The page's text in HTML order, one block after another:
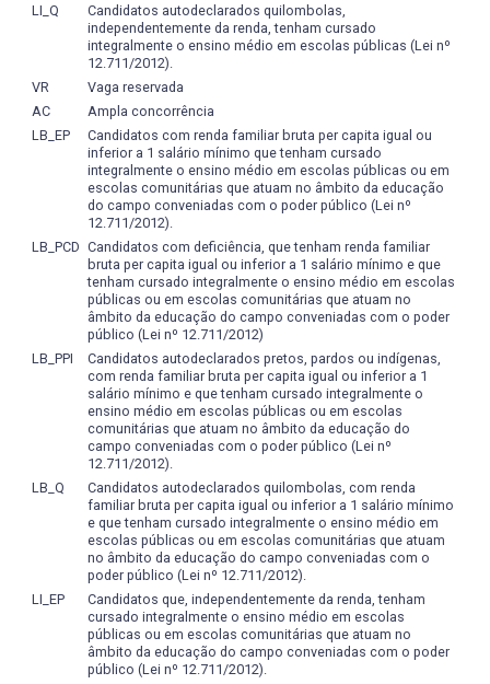
emancipação social e profissional, a partir de reflexões
sobre as práticas pedagógicas e o significado social do
trabalho docente, levando-o a tomar decisões e a buscar
alternativas, para atender às necessidades dos diferentes
contextos socioculturais e educacionais.
A avaliação no Curso de Licenciatura em Letras -
Português e Francês tem um caráter permanente e
fundamenta-se nos planos de ensino e nas práticas
sociais e pedagógicas dos professores, cujo papel é
facilitar e mediar a aprendizagem e estimular o discente
a desenvolver seus próprios meios de assimilação e
aprendizagem. Parte-se do entendimento de que a
avaliação da docência no ensino superior envolve
questões éticas, ideológicas, políticas, culturais, didático-
pedagógicas e técnicas. Além disso, deve voltar-se para o
que a sociedade espera do futuro professorado e da
educação institucionalizada, que deve acompanhar as
constantes mudanças políticas, sociais e mercadológicas.
LI_Q
Candidatos autodeclarados quilombolas,
independentemente da renda, tenham cursado
integralmente o ensino médio em escolas públicas (Lei nº
12.711/2012).
VR
Vaga reservada
AC
Ampla concorrência
LB_EP
Candidatos com renda familiar bruta per capita igual ou
inferior a 1 salário mínimo que tenham cursado
integralmente o ensino médio em escolas públicas ou em
escolas comunitárias que atuam no âmbito da educação
do campo conveniadas com o poder público (Lei nº
12.711/2012).
LB_PCD Candidatos com deficiência, que tenham renda familiar
bruta per capita igual ou inferior a 1 salário mínimo e que
tenham cursado integralmente o ensino médio em escolas
públicas ou em escolas comunitárias que atuam no
âmbito da educação do campo conveniadas com o poder
público (Lei nº 12.711/2012)
LB_PPI
Candidatos autodeclarados pretos, pardos ou indígenas,
com renda familiar bruta per capita igual ou inferior a 1
salário mínimo e que tenham cursado integralmente o
ensino médio em escolas públicas ou em escolas
comunitárias que atuam no âmbito da educação do
campo conveniadas com o poder público (Lei nº
12.711/2012).
LB_Q
Candidatos autodeclarados quilombolas, com renda
familiar bruta per capita igual ou inferior a 1 salário mínimo
e que tenham cursado integralmente o ensino médio em
escolas públicas ou em escolas comunitárias que atuam
no âmbito da educação do campo conveniadas com o
poder público (Lei nº 12.711/2012).
LI_EP
Candidatos que, independentemente da renda, tenham
cursado integralmente o ensino médio em escolas
públicas ou em escolas comunitárias que atuam no
âmbito da educação do campo conveniadas com o poder
público (Lei nº 12.711/2012).